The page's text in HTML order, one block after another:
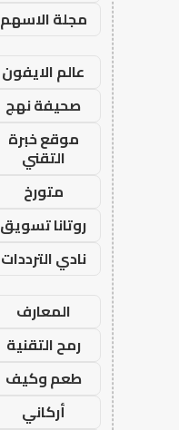
مجلة الاسهم
عالم الايفون
صحيفة نهج
موقع خبرة
التقني
متورخ
روتانا تسويق
نادي الترددات
المعارف
رمح التقنية
طعم وكيف
أركاني